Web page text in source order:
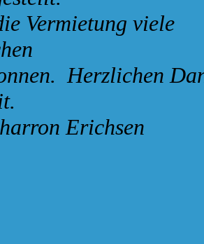
Vermietung viele
Herzlichen
Erichsen